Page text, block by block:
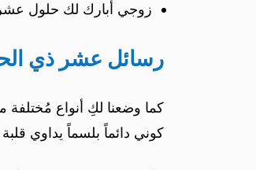
زوجي أبارك لك حلول عشر
رسائل عشر ذي
كما وضعنا لكِ أنواع
كوني دائماً بلسماً يداوي